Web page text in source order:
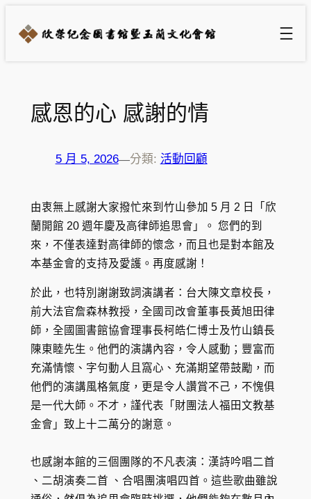
感恩的心 感謝的情
5 月 5, 2026—分類: 活動回顧
由衷無上感謝大家撥忙來到竹山參加 5 月 2 日「欣
蘭開館 20 週年慶及高律師追思會」。 您們的到
來，不僅表達對高律師的懷念，而且也是對本館及
本基金會的支持及愛護。再度感謝！
於此，也特別謝謝致詞演講者：台大陳文章校長，
前大法官詹森林教授，全國司改會董事長黃旭田律
師，全國圖書館協會理事長柯皓仁博士及竹山鎮長
陳東睦先生。他們的演講內容，令人感動；豐富而
充滿情懷、字句動人且窩心、充滿期望帶鼓勵，而
他們的演講風格氣度，更是令人讚賞不己，不愧俱
是一代大師。不才，謹代表「財團法人福田文教基
金會」致上十二萬分的謝意。
也感謝本館的三個團隊的不凡表演：漢詩吟唱二首
、二胡演奏二首 、合唱團演唱四首。這些歌曲雖說